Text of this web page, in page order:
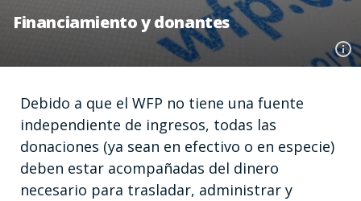
Financiamiento y donantes
Debido a que el WFP no tiene una fuente
independiente de ingresos, todas las
donaciones (ya sean en efectivo o en especie)
deben estar acompañadas del dinero
necesario para trasladar, administrar y